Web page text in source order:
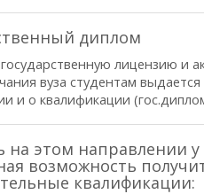
диплом
лицензию и
вуза студентам
и о квалификации
на этом направлении у
возможность
квалификации: